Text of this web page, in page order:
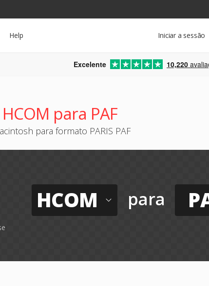
Iniciar a sessão
Help
Excelente 10,220
para PAF
para formato PARIS PAF
HCOM para